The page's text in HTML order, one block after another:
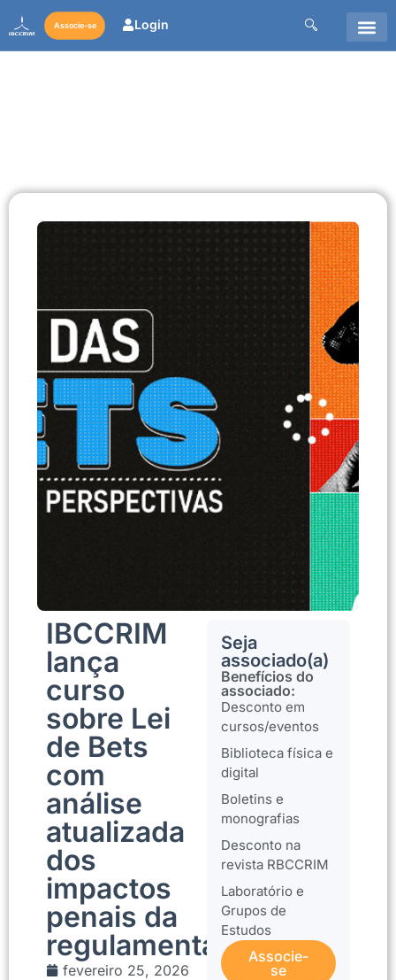
Associe-se Login
IBCCRIM
lança
curso
sobre Lei
de Bets
com
análise
atualizada
dos
impactos
penais da
regulamentação
fevereiro 25, 2026
Seja
associado(a)
Benefícios do
associado:
Desconto em
cursos/eventos
Biblioteca física e
digital
Boletins e
monografias
Desconto na
revista RBCCRIM
Laboratório e
Grupos de
Estudos
Associe-
se